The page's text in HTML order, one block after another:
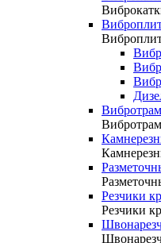
Резчики
Резчики